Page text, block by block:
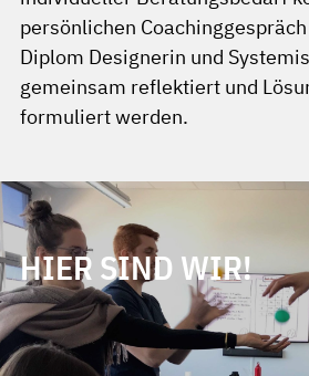
persönlichen
Diplom Designerin und
gemeinsam reflektiert und
formuliert werden.
HIER SIND WIR!